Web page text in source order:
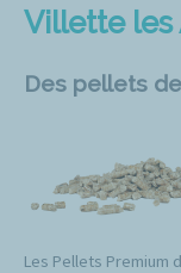
Villette les
Des pellets
Les Pellets Premium